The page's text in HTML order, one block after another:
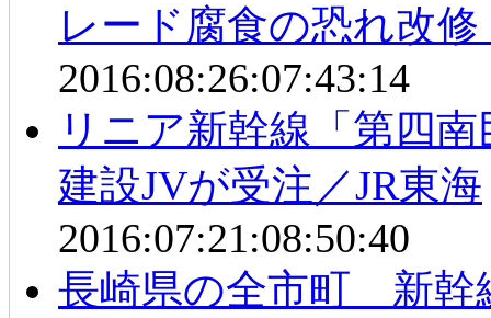
レード腐食の恐れ改
2016:08:26:07:43:14
リニア新幹線「第四
建設JVが受注／JR東海
2016:07:21:08:50:40
長崎県の全市町 新